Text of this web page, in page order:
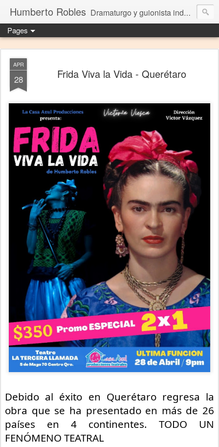
Humberto Robles Dramaturgo y guionista independiente
Pages
APR
28 Frida Viva la Vida - Querétaro
Debido al éxito en Querétaro regresa la
obra que se ha presentado en más de 26
países en 4 continentes. TODO UN
FENÓMENO TEATRAL